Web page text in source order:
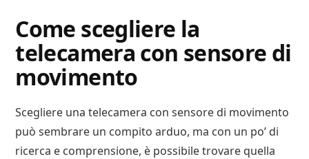
Come scegliere la
telecamera con sensore di
movimento
Scegliere una telecamera con sensore di movimento
può sembrare un compito arduo, ma con un po’ di
ricerca e comprensione, è possibile trovare quella